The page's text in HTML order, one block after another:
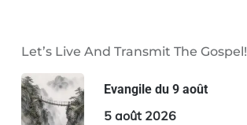
Let’s Live And Transmit The Gospel!
Evangile du 9 août
5 août 2026